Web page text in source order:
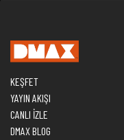
KEŞFET
YAYIN AKIŞI
CANLI İZLE
DMAX BLOG